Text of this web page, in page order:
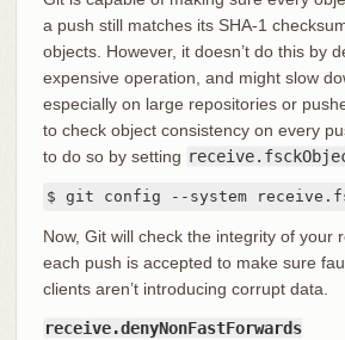
a push still matches its SHA-1
objects. However, it doesn’t do this by
expensive operation, and might slow
especially on large repositories or
to check object consistency on every
to do so by setting
$ git config --system
Now, Git will check the integrity of your
each push is accepted to make sure
clients aren’t introducing corrupt data.
receive.denyNonFastForwards